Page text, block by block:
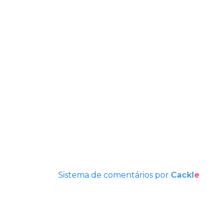
Sistema de comentários por Cackl e